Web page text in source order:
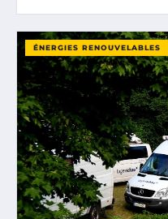
ÉNERGIES RENOUVELABLES